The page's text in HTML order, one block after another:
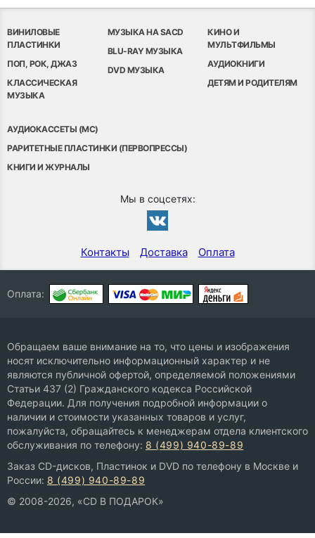
ВИНИЛОВЫЕ
ПЛАСТИНКИ
ПОП, РОК, ДЖАЗ
КЛАССИЧЕСКАЯ
МУЗЫКА
МУЗЫКА НА SACD
BLU-RAY МУЗЫКА
DVD МУЗЫКА
КИНО И
МУЛЬТФИЛЬМЫ
АУДИОКНИГИ
ДЕТЯМ И РОДИТЕЛЯМ
АУДИОКАССЕТЫ (MC)
РАРИТЕТНЫЕ ПЛАСТИНКИ (ПЕРВОПРЕССЫ)
КНИГИ И ЖУРНАЛЫ
Мы в соцсетях:
Контакты Доставка Оплата
Оплата:
Обращаем ваше внимание на то, что цены и изображения
носят исключительно информационный характер и не
являются публичной офертой, определяемой положениями
Статьи 437 (2) Гражданского кодекса Российской
Федерации. Для получения подробной информации о
наличии и стоимости указанных товаров и услуг,
пожалуйста, обращайтесь к менеджерам отдела клиентского
обслуживания по телефону: 8 (499) 940-89-89
Заказ CD-дисков, Пластинок и DVD по телефону в Москве и
России: 8 (499) 940-89-89
© 2008-2026, «CD В ПОДАРОК»